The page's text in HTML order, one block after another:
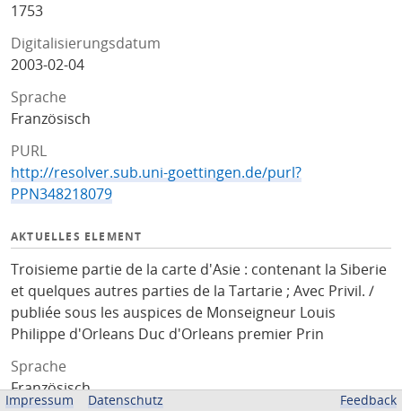
1753
Digitalisierungsdatum
2003-02-04
Sprache
Französisch
PURL
http://resolver.sub.uni-goettingen.de/purl?
PPN348218079
AKTUELLES ELEMENT
Troisieme partie de la carte d'Asie : contenant la Siberie
et quelques autres parties de la Tartarie ; Avec Privil. /
publiée sous les auspices de Monseigneur Louis
Philippe d'Orleans Duc d'Orleans premier Prin
Sprache
Französisch
Impressum Datenschutz Feedback